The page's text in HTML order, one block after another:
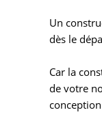
Un
dès le
Car la
de votre